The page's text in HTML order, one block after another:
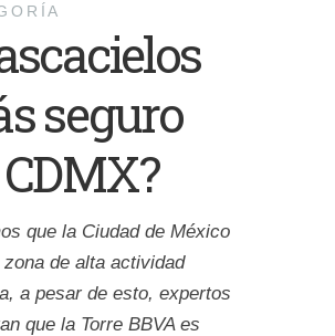
seguro
que la Ciudad de México
zona de alta actividad
a pesar de esto, expertos
que la Torre BBVA es